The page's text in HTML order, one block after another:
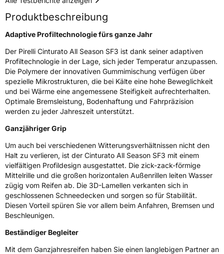
Rollgeräusch (dB)71
Fahrzeugklasse
C1
3PMSF / Schneeflockensymbol / Alpine-Symbol Ja
EPREL ID2398537
Allgemeine Produktsicherheit (GPSR)
Pirelli 25 20126 Milano Italien,
consumer.support@pirelli.com
Produktbeschreibung
Adaptive Profiltechnologie fürs ganze Jahr
Der Pirelli Cinturato All Season SF3 ist dank seiner adaptiven
Profiltechnologie in der Lage, sich jeder Temperatur anzupassen.
Die Polymere der innovativen Gummimischung verfügen über
spezielle Mikrostrukturen, die bei Kälte eine hohe Beweglichkeit
und bei Wärme eine angemessene Steifigkeit aufrechterhalten.
Optimale Bremsleistung, Bodenhaftung und Fahrpräzision
werden zu jeder Jahreszeit unterstützt.
Ganzjähriger Grip
Um auch bei verschiedenen Witterungsverhältnissen nicht den
Halt zu verlieren, ist der Cinturato All Season SF3 mit einem
vielfältigen Profildesign ausgestattet. Die zick-zack-förmige
Mittelrille und die großen horizontalen Außenrillen leiten Wasser
zügig vom Reifen ab. Die 3D-Lamellen verkanten sich in
geschlossenen Schneedecken und sorgen so für Stabilität.
Diesen Vorteil spüren Sie vor allem beim Anfahren, Bremsen und
Beschleunigen.
Beständiger Begleiter
Mit dem Ganzjahresreifen haben Sie einen langlebigen Partner an